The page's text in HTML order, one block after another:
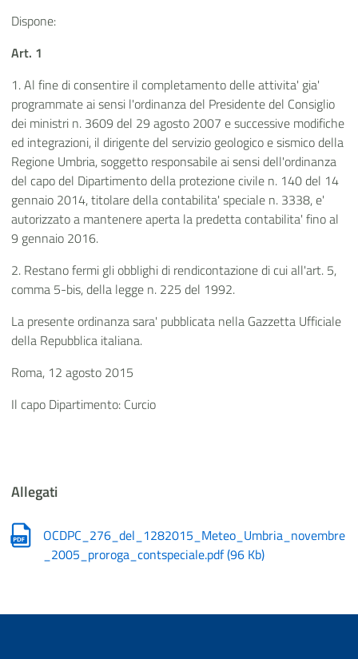
Dispone:
Art. 1
1. Al fine di consentire il completamento delle attivita' gia'
programmate ai sensi l'ordinanza del Presidente del Consiglio
dei ministri n. 3609 del 29 agosto 2007 e successive modifiche
ed integrazioni, il dirigente del servizio geologico e sismico della
Regione Umbria, soggetto responsabile ai sensi dell'ordinanza
del capo del Dipartimento della protezione civile n. 140 del 14
gennaio 2014, titolare della contabilita' speciale n. 3338, e'
autorizzato a mantenere aperta la predetta contabilita' fino al
9 gennaio 2016.
2. Restano fermi gli obblighi di rendicontazione di cui all'art. 5,
comma 5-bis, della legge n. 225 del 1992.
La presente ordinanza sara' pubblicata nella Gazzetta Ufficiale
della Repubblica italiana.
Roma, 12 agosto 2015
Il capo Dipartimento: Curcio
Allegati
OCDPC_276_del_1282015_Meteo_Umbria_novembre
_2005_proroga_contspeciale.pdf(96 Kb)